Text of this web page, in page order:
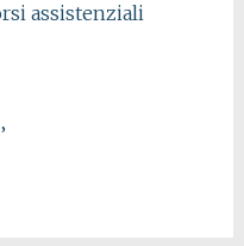
assistenziali